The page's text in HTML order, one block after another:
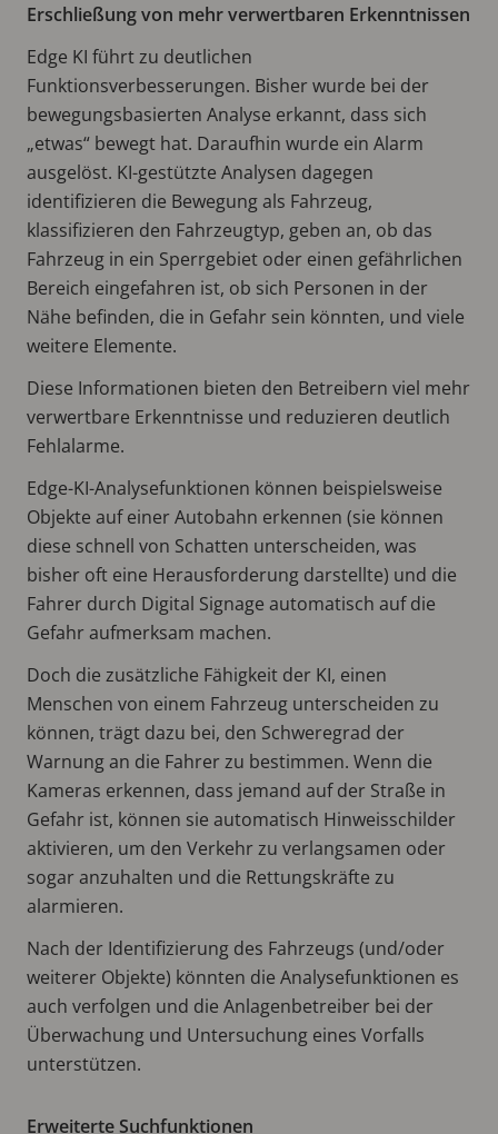
Erschließung von mehr verwertbaren Erkenntnissen
Edge KI führt zu deutlichen
Funktionsverbesserungen. Bisher wurde bei der
bewegungsbasierten Analyse erkannt, dass sich
„etwas“ bewegt hat. Daraufhin wurde ein Alarm
ausgelöst. KI-gestützte Analysen dagegen
identifizieren die Bewegung als Fahrzeug,
klassifizieren den Fahrzeugtyp, geben an, ob das
Fahrzeug in ein Sperrgebiet oder einen gefährlichen
Bereich eingefahren ist, ob sich Personen in der
Nähe befinden, die in Gefahr sein könnten, und viele
weitere Elemente.
Diese Informationen bieten den Betreibern viel mehr
verwertbare Erkenntnisse und reduzieren deutlich
Fehlalarme.
Edge-KI-Analysefunktionen können beispielsweise
Objekte auf einer Autobahn erkennen (sie können
diese schnell von Schatten unterscheiden, was
bisher oft eine Herausforderung darstellte) und die
Fahrer durch Digital Signage automatisch auf die
Gefahr aufmerksam machen.
Doch die zusätzliche Fähigkeit der KI, einen
Menschen von einem Fahrzeug unterscheiden zu
können, trägt dazu bei, den Schweregrad der
Warnung an die Fahrer zu bestimmen. Wenn die
Kameras erkennen, dass jemand auf der Straße in
Gefahr ist, können sie automatisch Hinweisschilder
aktivieren, um den Verkehr zu verlangsamen oder
sogar anzuhalten und die Rettungskräfte zu
alarmieren.
Nach der Identifizierung des Fahrzeugs (und/oder
weiterer Objekte) könnten die Analysefunktionen es
auch verfolgen und die Anlagenbetreiber bei der
Überwachung und Untersuchung eines Vorfalls
unterstützen.
Erweiterte Suchfunktionen